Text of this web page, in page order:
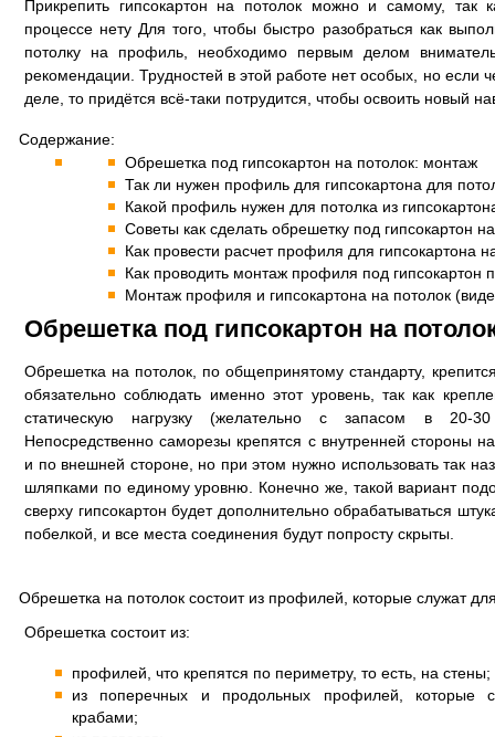
Прикрепить гипсокартон на потолок можно и самому, так
процессе нету Для того, чтобы быстро разобраться как
потолку на профиль, необходимо первым делом
рекомендации. Трудностей в этой работе нет особых, но если
деле, то придётся всё-таки потрудится, чтобы освоить новый
Содержание:
Обрешетка под гипсокартон на потолок: монтаж
Так ли нужен профиль для гипсокартона для
Какой профиль нужен для потолка из
Советы как сделать обрешетку под гипсокартон
Как провести расчет профиля для гипсокартона
Как проводить монтаж профиля под гипсокартон
Монтаж профиля и гипсокартона на потолок
Обрешетка под гипсокартон на
Обрешетка на потолок, по общепринятому стандарту,
обязательно соблюдать именно этот уровень, так как
статическую нагрузку (желательно с запасом в 20-
Непосредственно саморезы крепятся с внутренней стороны
и по внешней стороне, но при этом нужно использовать так
шляпками по единому уровню. Конечно же, такой вариант
сверху гипсокартон будет дополнительно обрабатываться
побелкой, и все места соединения будут попросту скрыты.
Обрешетка на потолок состоит из профилей, которые служат
Обрешетка состоит из:
профилей, что крепятся по периметру, то есть, на стены;
из поперечных и продольных профилей, которые
крабами;